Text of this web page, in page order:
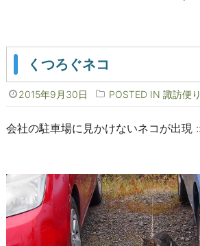
くつろぐネコ
2015年9月30日 POSTED IN 諏訪便り
会社の駐車場に見かけないネコが出現